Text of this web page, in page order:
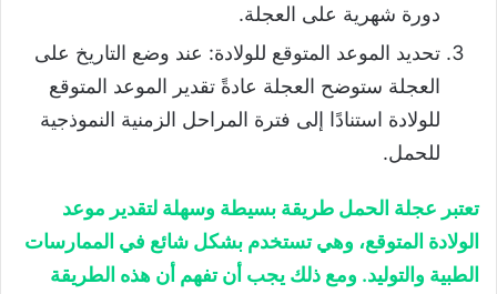
دورة شهرية على العجلة.
تحديد الموعد المتوقع للولادة: عند وضع التاريخ على
العجلة ستوضح العجلة عادةً تقدير الموعد المتوقع
للولادة استنادًا إلى فترة المراحل الزمنية النموذجية
للحمل.
تعتبر عجلة الحمل طريقة بسيطة وسهلة لتقدير موعد
الولادة المتوقع، وهي تستخدم بشكل شائع في الممارسات
الطبية والتوليد. ومع ذلك يجب أن تفهم أن هذه الطريقة